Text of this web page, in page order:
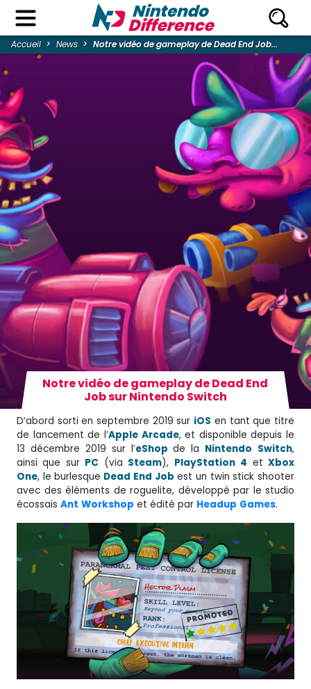
Accueil News Notre vidéo de gameplay de Dead End Job...
Notre vidéo de gameplay de Dead End
Job sur Nintendo Switch
D’abord sorti en septembre 2019 sur iOS en tant que titre
de lancement de l’Apple Arcade, et disponible depuis le
13 décembre 2019 sur l’eShop de la Nintendo Switch,
ainsi que sur PC (via Steam), PlayStation 4 etXbox
One, le burlesque Dead End Job est un twin stick shooter
avec des éléments de roguelite, développé par le studio
écossais Ant Workshop et édité par Headup Games.